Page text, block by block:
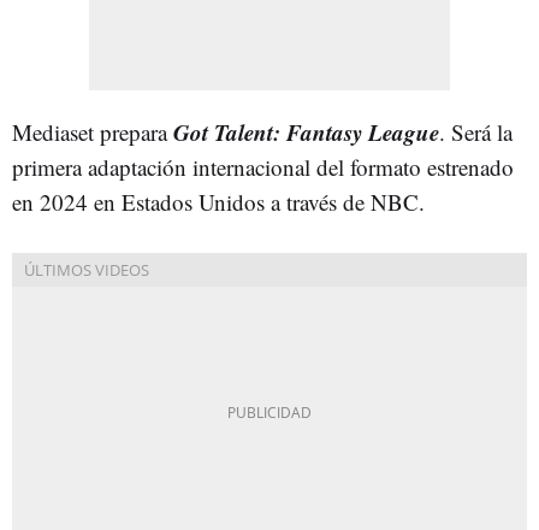
Mediaset preparaGot Talent: Fantasy League. Será la
primera adaptación internacional del formato estrenado
en 2024 en Estados Unidos a través de NBC.